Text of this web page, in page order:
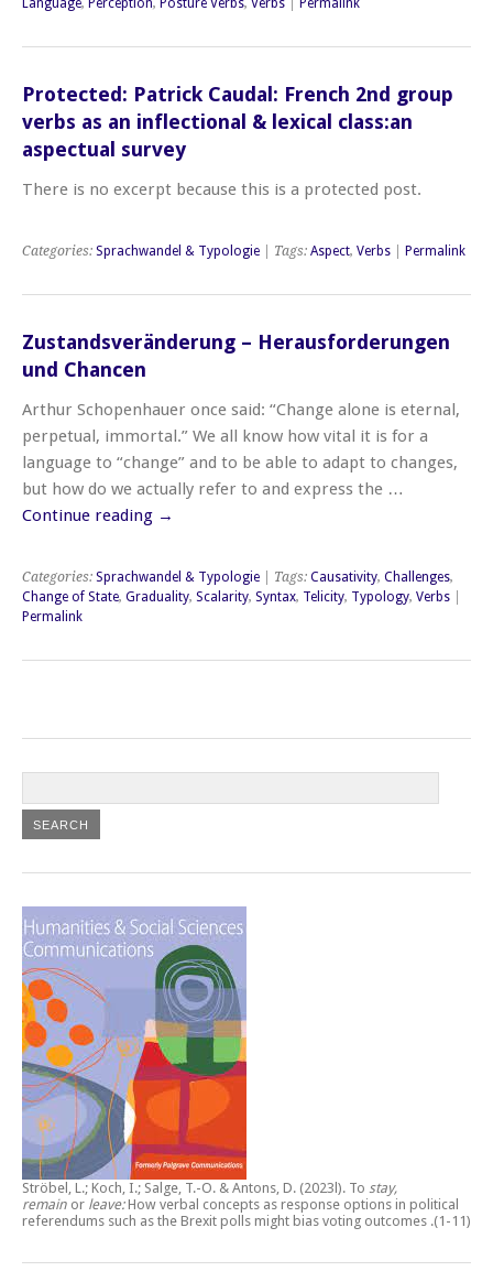
Language, Perception, Posture Verbs, Verbs Permalink
Protected: Patrick Caudal: French 2nd group
verbs as an inflectional & lexical class:an
aspectual survey
There is no excerpt because this is a protected post.
Categories: Sprachwandel & Typologie | Tags: Aspect, Verbs Permalink
Zustandsveränderung – Herausforderungen
und Chancen
Arthur Schopenhauer once said: “Change alone is eternal,
perpetual, immortal.” We all know how vital it is for a
language to “change” and to be able to adapt to changes,
but how do we actually refer to and express the …
Continue reading →
Categories: Sprachwandel & Typologie | Tags: Causativity, Challenges,
Change of State, Graduality, Scalarity, Syntax, Telicity, Typology, Verbs
Permalink
Ströbel, L.; Koch, I.; Salge, T.-O. & Antons, D. (2023l). To stay,
remain or leave:How verbal concepts as response options in political
referendums such as the Brexit polls might bias voting outcomes .(1-11)